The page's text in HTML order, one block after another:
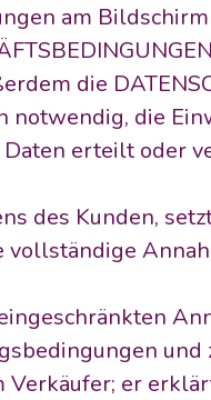
am
die
notwendig, die
erteilt oder
des Kunden,
er